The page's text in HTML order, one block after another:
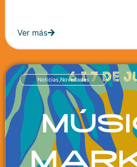
Ver más
Noticias, Novedades